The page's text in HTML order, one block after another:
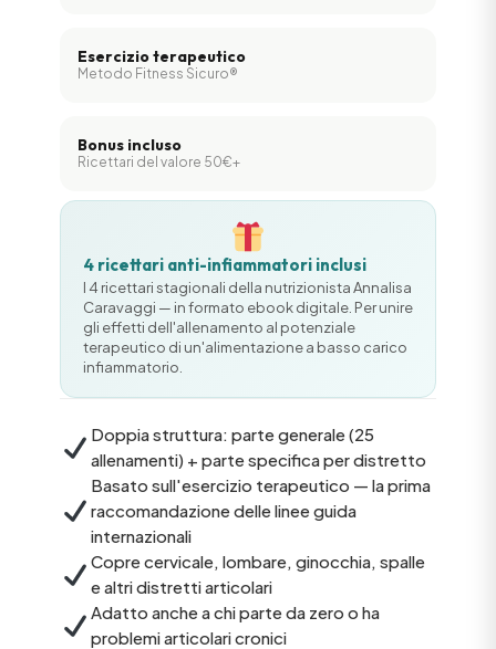
Esercizio terapeutico
Metodo Fitness Sicuro®
Bonus incluso
Ricettari del valore 50€+
4 ricettari anti-infiammatori inclusi
I 4 ricettari stagionali della nutrizionista Annalisa
Caravaggi — in formato ebook digitale. Per unire
gli effetti dell'allenamento al potenziale
terapeutico di un'alimentazione a basso carico
infiammatorio.
Doppia struttura: parte generale (25
allenamenti) + parte specifica per distretto
Basato sull'esercizio terapeutico — la prima
raccomandazione delle linee guida
internazionali
Copre cervicale, lombare, ginocchia, spalle
e altri distretti articolari
Adatto anche a chi parte da zero o ha
problemi articolari cronici